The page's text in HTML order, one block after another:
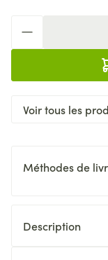
Voir tous les
Méthodes de
Description